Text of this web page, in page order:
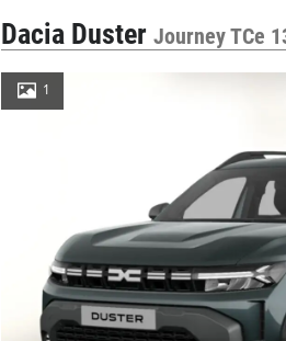
Dacia DusterJourney TCe
1